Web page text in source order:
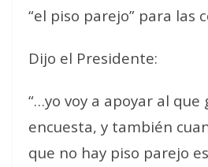
“el piso parejo” para las
Dijo el Presidente:
“…yo voy a apoyar al que
encuesta, y también
que no hay piso parejo